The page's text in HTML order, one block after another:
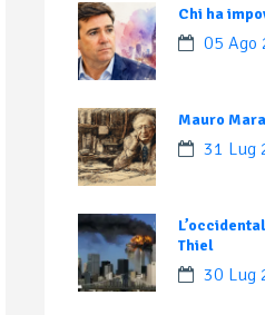
Chi ha
05 Ago
Mauro
31 Lug
Thiel
30 Lug